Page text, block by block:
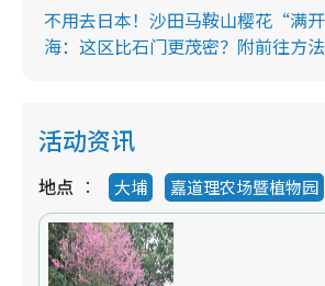
不用去日本！沙田马鞍山樱花“满
海：这区比石门更茂密？附前往方
活动资讯
地点 大埔 嘉道理农场暨植物园